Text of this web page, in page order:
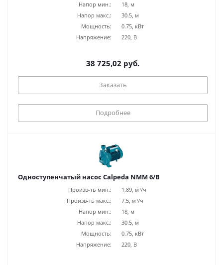
Напор мин.:
18, м
Напор макс.:
30.5, м
Мощность:
0.75, кВт
Напряжение:
220, В
38 725,02 руб.
Заказать
Подробнее
Одноступенчатый насос Calpeda NMM 6/B
Произв-ть мин.:
1.89, м³/ч
Произв-ть макс.:
7.5, м³/ч
Напор мин.:
18, м
Напор макс.:
30.5, м
Мощность:
0.75, кВт
Напряжение:
220, В